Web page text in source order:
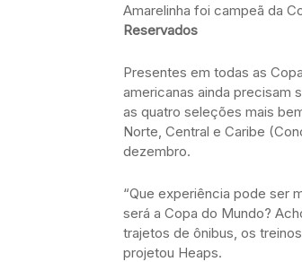
Amarelinha foi campeã da
Reservados
Presentes em todas as
americanas ainda precisam
as quatro seleções mais
Norte, Central e Caribe
dezembro.
“Que experiência pode ser
será a Copa do Mundo?
trajetos de ônibus, os
projetou Heaps.